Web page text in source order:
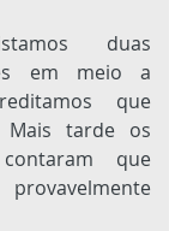
duas
em meio a
que
Mais tarde os
que